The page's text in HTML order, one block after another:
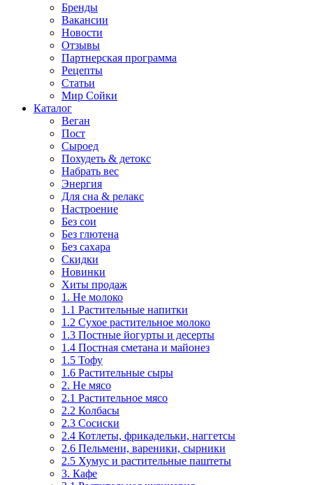
Бренды
Вакансии
Новости
Отзывы
Партнерская программа
Рецепты
Статьи
Мир Сойки
Каталог
Веган
Пост
Сыроед
Похудеть & детокс
Набрать вес
Энергия
Для сна & релакс
Настроение
Без сои
Без глютена
Без сахара
Скидки
Новинки
Хиты продаж
1. Не молоко
1.1 Растительные напитки
1.2 Сухое растительное молоко
1.3 Постные йогурты и десерты
1.4 Постная сметана и майонез
1.5 Тофу
1.6 Растительные сыры
2. Не мясо
2.1 Растительное мясо
2.2 Колбасы
2.3 Сосиски
2.4 Котлеты, фрикадельки, наггетсы
2.6 Пельмени, вареники, сырники
2.5 Хумус и растительные паштеты
3. Кафе